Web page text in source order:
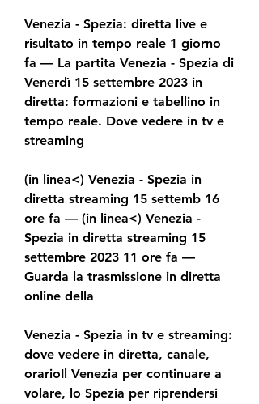
Venezia - Spezia: diretta live e
risultato in tempo reale 1 giorno
fa — La partita Venezia - Spezia di
Venerdì 15 settembre 2023 in
diretta: formazioni e tabellino in
tempo reale. Dove vedere in tv e
streaming
(in linea<) Venezia - Spezia in
diretta streaming 15 settemb 16
ore fa — (in linea<) Venezia -
Spezia in diretta streaming 15
settembre 2023 11 ore fa —
Guarda la trasmissione in diretta
online della
Venezia - Spezia in tv e streaming:
dove vedere in diretta, canale,
orarioIl Venezia per continuare a
volare, lo Spezia per riprendersi